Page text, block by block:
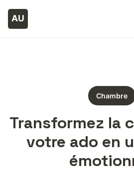
Chambre
Transformez la
votre ado en